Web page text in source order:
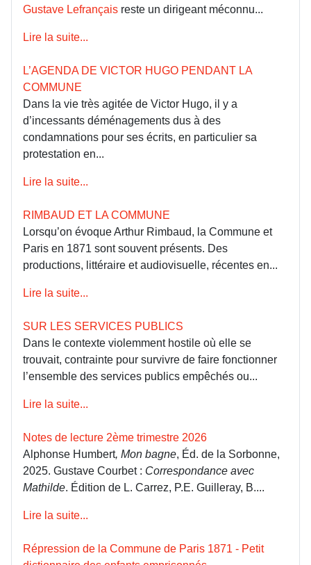
Gustave Lefrançais reste un dirigeant méconnu...
Lire la suite...
L’AGENDA DE VICTOR HUGO PENDANT LA
COMMUNE
Dans la vie très agitée de Victor Hugo, il y a
d’incessants déménagements dus à des
condamnations pour ses écrits, en particulier sa
protestation en...
Lire la suite...
RIMBAUD ET LA COMMUNE
Lorsqu’on évoque Arthur Rimbaud, la Commune et
Paris en 1871 sont souvent présents. Des
productions, littéraire et audiovisuelle, récentes en...
Lire la suite...
SUR LES SERVICES PUBLICS
Dans le contexte violemment hostile où elle se
trouvait, contrainte pour survivre de faire fonctionner
l’ensemble des services publics empêchés ou...
Lire la suite...
Notes de lecture 2ème trimestre 2026
Alphonse Humbert, Mon bagne, Éd. de la Sorbonne,
2025. Gustave Courbet : Correspondance avec
Mathilde. Édition de L. Carrez, P.E. Guilleray, B....
Lire la suite...
Répression de la Commune de Paris 1871 - Petit